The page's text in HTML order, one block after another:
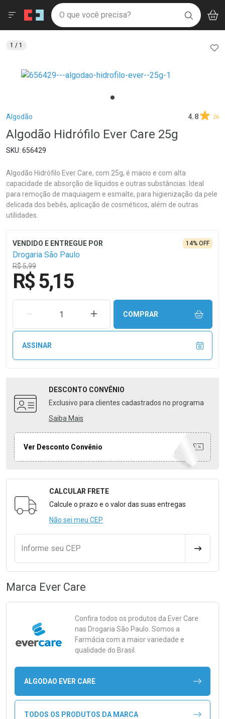
Drogaria São Paulo
Ir direto para a home
pela página
Ir direto para o conteúdo
Ir direto para a busca
Ir direto para a conta
Ir direto para a notificações
Ir direto para o carrinho
Faça a sua busca
O que você precisa? BUSCAR
Menu
Breadcrumb
Algodão 4.8 26
Algodão Hidrófilo Ever Care 25g
656429
Algodão Hidrófilo Ever Care, com 25g, é macio e com alta
capacidade de absorção de líquidos e outras substâncias. Ideal
para remoção de maquiagem e esmalte, para higienização da pele
delicada dos bebês, aplicação de cosméticos, além de outras
utilidades.
Drogaria São Paulo
R$ 5,99
14% OFF
R$ 5,15
REMOVER UMA UNIDADEAUMENTAR UMA UNIDADE
COMPRAR
ASSINAR
DESCONTO CONVÊNIO
Exclusivo para clientes cadastrados no programa
Saiba Mais
Ver Desconto Convênio
Formulário para Calcular o Frete
CALCULAR FRETE
Calcule o prazo e o valor das suas entregas
Não sei meu CEP
Informe seu CEP
1 / 1
Marca Ever Care
Confira todos os produtos da Ever Care
nas Drogaria São Paulo. Somos a
Farmácia com a maior variedade e
qualidade do Brasil.
ALGODAO EVER CARE
TODOS OS PRODUTOS DA MARCA